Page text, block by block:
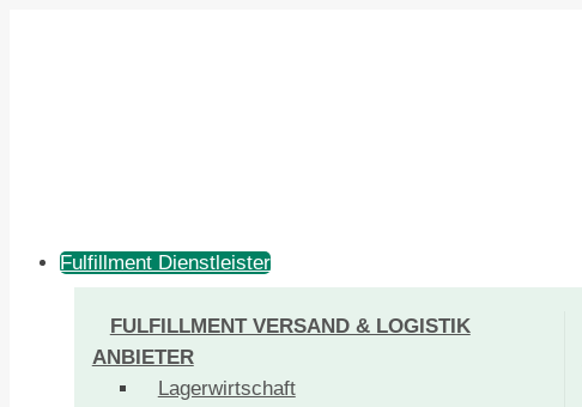
Fulfillment Dienstleister
FULFILLMENT VERSAND & LOGISTIK
ANBIETER
Lagerwirtschaft